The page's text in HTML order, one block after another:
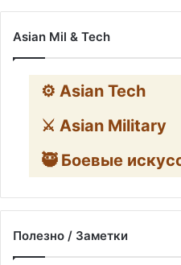
Asian Mil & Tech
⚙️ Asian Tech
⚔️ Asian Military
🥷 Боевые
Полезно / Заметки